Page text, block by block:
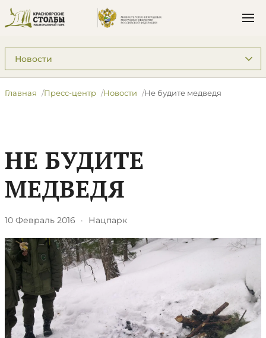
Подразделы: Пресс-центр
Главная Пресс-центр Новости Не будите медведя
НЕ БУДИТЕ
МЕДВЕДЯ
10 Февраль 2016 · Нацпарк